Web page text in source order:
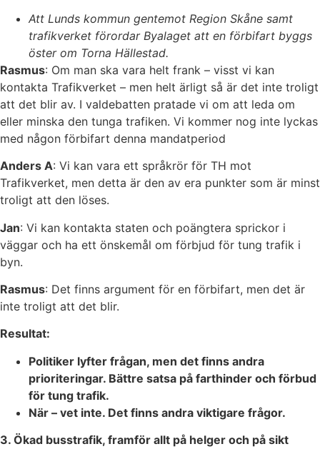
Att Lunds kommun gentemot Region Skåne samt
trafikverket förordar Byalaget att en förbifart byggs
öster om Torna Hällestad.
Rasmus: Om man ska vara helt frank – visst vi kan
kontakta Trafikverket – men helt ärligt så är det inte troligt
att det blir av. I valdebatten pratade vi om att leda om
eller minska den tunga trafiken. Vi kommer nog inte lyckas
med någon förbifart denna mandatperiod
Anders A: Vi kan vara ett språkrör för TH mot
Trafikverket, men detta är den av era punkter som är minst
troligt att den löses.
Jan: Vi kan kontakta staten och poängtera sprickor i
väggar och ha ett önskemål om förbjud för tung trafik i
byn.
Rasmus: Det finns argument för en förbifart, men det är
inte troligt att det blir.
Resultat:
Politiker lyfter frågan, men det finns andra
prioriteringar. Bättre satsa på farthinder och förbud
för tung trafik.
När – vet inte. Det finns andra viktigare frågor.
3. Ökad busstrafik, framför allt på helger och på sikt